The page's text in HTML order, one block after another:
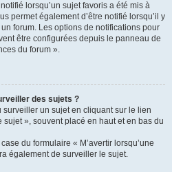
lorsqu’un sujet favoris a été mis à
permet également d’être notifié lorsqu’il y
forum. Les options de notifications pour
être configurées depuis le panneau de
du forum ».
des sujets ?
un sujet en cliquant sur le lien
», souvent placé en haut et en bas du
du formulaire « M’avertir lorsqu’une
également de surveiller le sujet.